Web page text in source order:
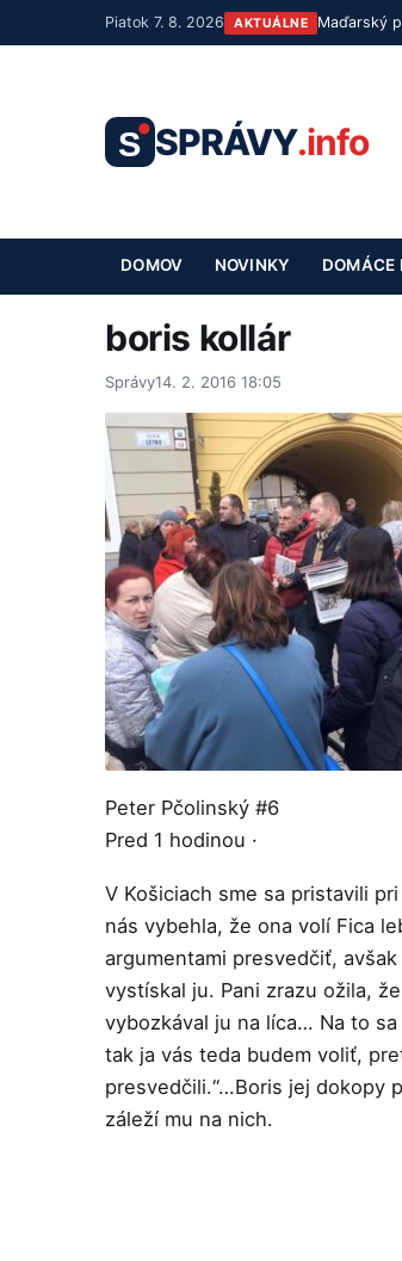
Piatok 7. 8. 2026 AKTUÁLNE Maďarský
S SPRÁVY.info
DOMOV NOVINKY DOMÁCE
boris kollár
Správy14. 2. 2016 18:05
Peter Pčolinský #6
Pred 1 hodinou ·
V Košiciach sme sa pristavili
nás vybehla, že ona volí Fica
argumentami presvedčiť,
vystískal ju. Pani zrazu ožila,
vybozkával ju na líca… Na to
tak ja vás teda budem voliť,
presvedčili.“…Boris jej dokopy
záleží mu na nich.